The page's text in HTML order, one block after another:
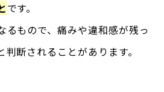
です。
るもので、痛みや違和感が残っ
断されることがあります。